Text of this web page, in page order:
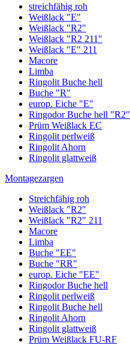
streichfähig roh
Weißlack "E"
Weißlack "R2"
Weißlack "R2 211"
Weißlack "E" 211
Macore
Limba
Ringolit Buche hell
Buche "R"
europ. Eiche "E"
Ringodor Buche hell "R2"
Prüm Weißlack EC
Ringolit perlweiß
Ringolit Ahorn
Ringolit glattweiß
Montagezargen
Streichfähig roh
Weißlack "R2"
Weißlack "R2" 211
Macore
Limba
Buche "EE"
Buche "RR"
europ. Eiche "EE"
Ringodor Buche hell
Ringolit perlweiß
Ringolit Buche hell
Ringolit Ahorn
Ringolit glattweiß
Prüm Weißlack FU-RF